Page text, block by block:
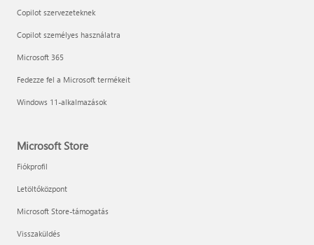
Copilot szervezeteknek
Copilot személyes használatra
Microsoft 365
Fedezze fel a Microsoft termékeit
Windows 11-alkalmazások
Microsoft Store
Fiókprofil
Letöltőközpont
Microsoft Store-támogatás
Visszaküldés